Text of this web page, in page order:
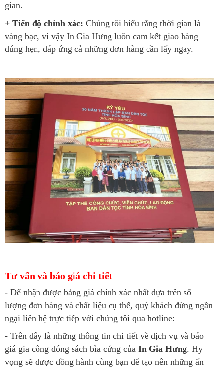
gian.
+ Tiến độ chính xác: Chúng tôi hiểu rằng thời gian là
vàng bạc, vì vậy In Gia Hưng luôn cam kết giao hàng
đúng hẹn, đáp ứng cả những đơn hàng cần lấy ngay.
Tư vấn và báo giá chi tiết
- Để nhận được bảng giá chính xác nhất dựa trên số
lượng đơn hàng và chất liệu cụ thể, quý khách đừng ngần
ngại liên hệ trực tiếp với chúng tôi qua hotline:
- Trên đây là những thông tin chi tiết về dịch vụ và báo
giá gia công đóng sách bìa cứng của In Gia Hưng. Hy
vọng sẽ được đồng hành cùng bạn để tạo nên những ấn